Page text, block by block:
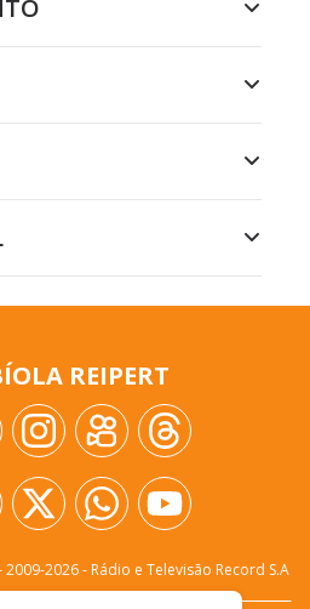
REIPERT
2009-2026- Rádio e Televisão Record S.A